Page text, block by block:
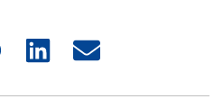
Share
Share